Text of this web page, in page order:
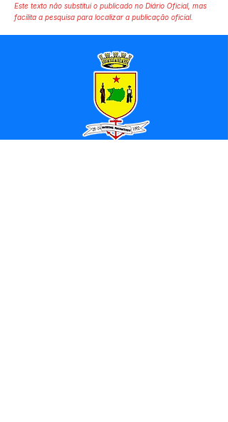
Este texto não substitui o publicado no Diário Oficial, mas
facilita a pesquisa para localizar a publicação oficial.